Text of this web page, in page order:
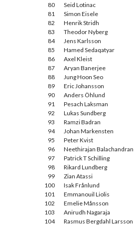
80
Seid Lotinac
81
Simon Eisele
82
Henrik Stridh
83
Theodor Nyberg
84
Jens Karlsson
85
Hamed Sedaqatyar
86
Axel Kleist
87
Aryan Banerjee
88
Jung Hoon Seo
89
Eric Johansson
90
Anders Öhlund
91
Pesach Laksman
92
Lukas Sundberg
93
Ramzi Badran
94
Johan Markensten
95
Peter Kvist
96
Neethirajan Balachandran
97
Patrick T Schilling
98
Rikard Lundberg
99
Zian Atassi
100
Isak Frånlund
101
Emmanouil Liolis
102
Emelie Månsson
103
Anirudh Nagaraja
104
Rasmus Bergdahl Larsson